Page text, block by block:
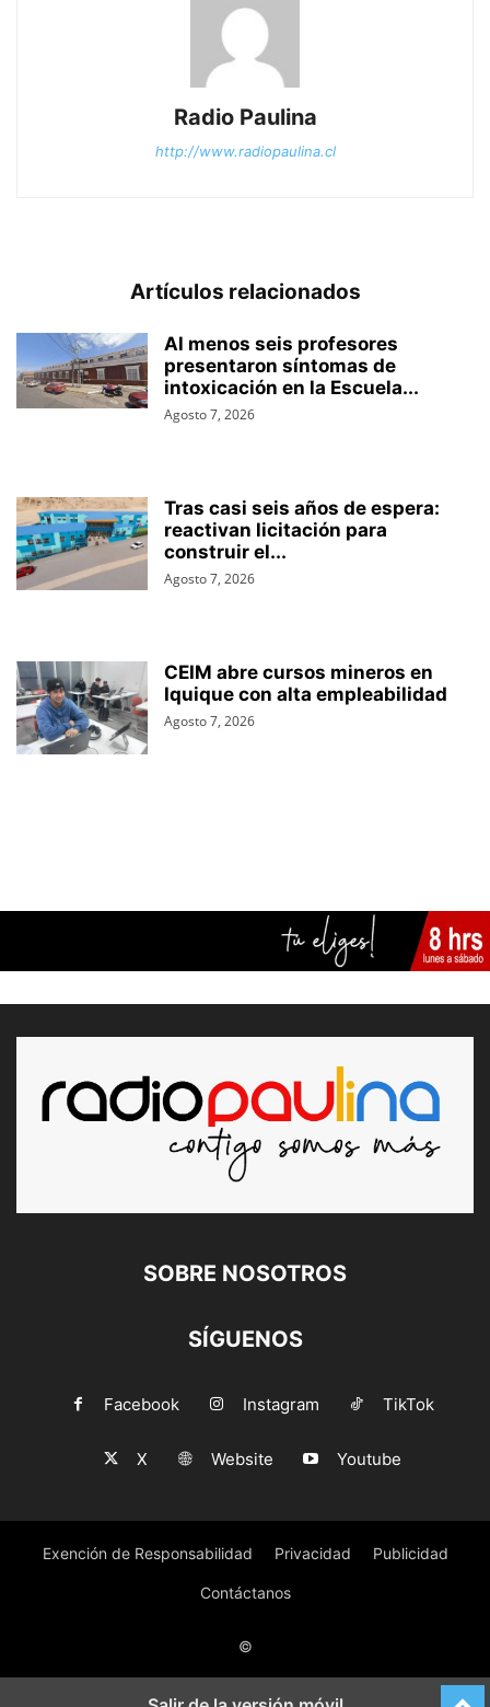
Radio Paulina
http://www.radiopaulina.cl
Artículos relacionados
Al menos seis profesores
presentaron síntomas de
intoxicación en la Escuela...
Agosto 7, 2026
Tras casi seis años de espera:
reactivan licitación para
construir el...
Agosto 7, 2026
CEIM abre cursos mineros en
Iquique con alta empleabilidad
Agosto 7, 2026
SOBRE NOSOTROS
SÍGUENOS
Facebook Instagram TikTok
X Website Youtube
Exención de Responsabilidad Privacidad Publicidad
Contáctanos
©